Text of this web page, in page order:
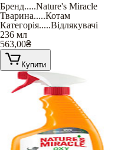
Бренд.....Nature's Miracle
Тварина.....Котам
Категорія.....Відлякувачі
236 мл
563,00₴
Купити